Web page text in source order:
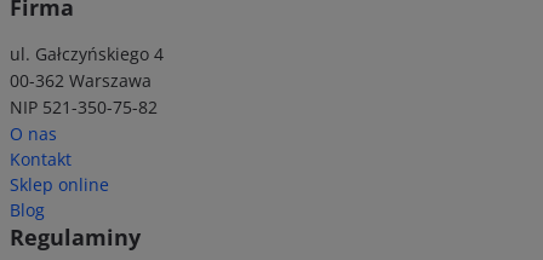
Firma
ul. Gałczyńskiego 4
00-362 Warszawa
NIP 521-350-75-82
O nas
Kontakt
Sklep online
Blog
Regulaminy